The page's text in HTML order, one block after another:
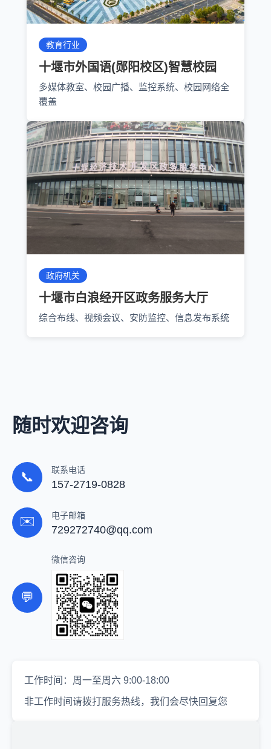
教育行业
十堰市外国语(郧阳校区)智慧校园
多媒体教室、校园广播、监控系统、校园网络全
覆盖
政府机关
十堰市白浪经开区政务服务大厅
综合布线、视频会议、安防监控、信息发布系统
随时欢迎咨询
📞 联系电话
157-2719-0828
✉️ 电子邮箱
729272740@qq.com
💬
微信咨询
工作时间：周一至周六 9:00-18:00
非工作时间请拨打服务热线，我们会尽快回复您